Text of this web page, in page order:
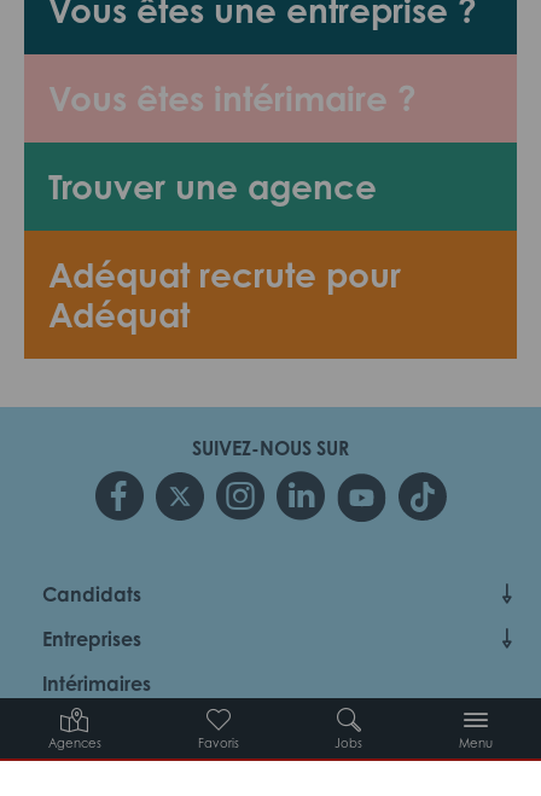
Agences Favoris Jobs Menu
Vous êtes une entreprise ?
Vous êtes intérimaire ?
Trouver une agence
Adéquat recrute pour
Adéquat
SUIVEZ-NOUS SUR
Candidats
Entreprises
Intérimaires
À propos d’Adéquat